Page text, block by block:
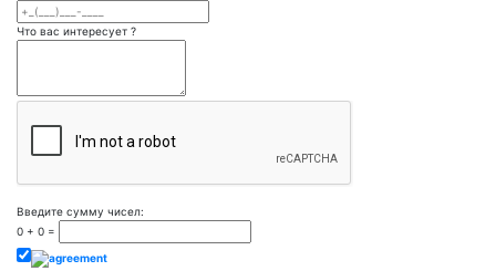
Что вас интересует ?
Введите сумму чисел:
0 + 0 =